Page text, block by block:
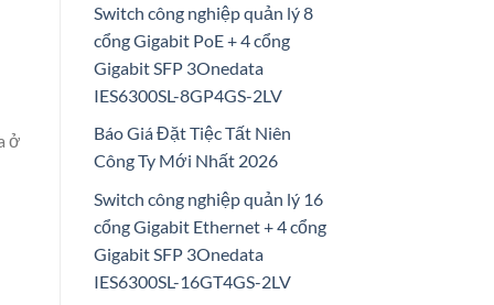
ở
Switch công nghiệp quản lý 8
cổng Gigabit PoE + 4 cổng
Gigabit SFP 3Onedata
IES6300SL-8GP4GS-2LV
Báo Giá Đặt Tiệc Tất Niên
Công Ty Mới Nhất 2026
Switch công nghiệp quản lý 16
cổng Gigabit Ethernet + 4 cổng
Gigabit SFP 3Onedata
IES6300SL-16GT4GS-2LV